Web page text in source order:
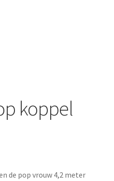
koppel
de pop vrouw 4,2 meter